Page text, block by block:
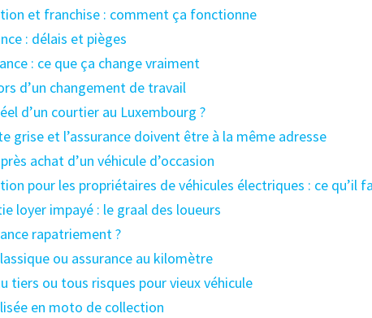
et franchise : comment ça fonctionne
: délais et pièges
: ce que ça change vraiment
d’un changement de travail
d’un courtier au Luxembourg ?
grise et l’assurance doivent être à la même adresse
achat d’un véhicule d’occasion
pour les propriétaires de véhicules électriques : ce qu’il
loyer impayé : le graal des loueurs
rapatriement ?
ou assurance au kilomètre
tiers ou tous risques pour vieux véhicule
en moto de collection